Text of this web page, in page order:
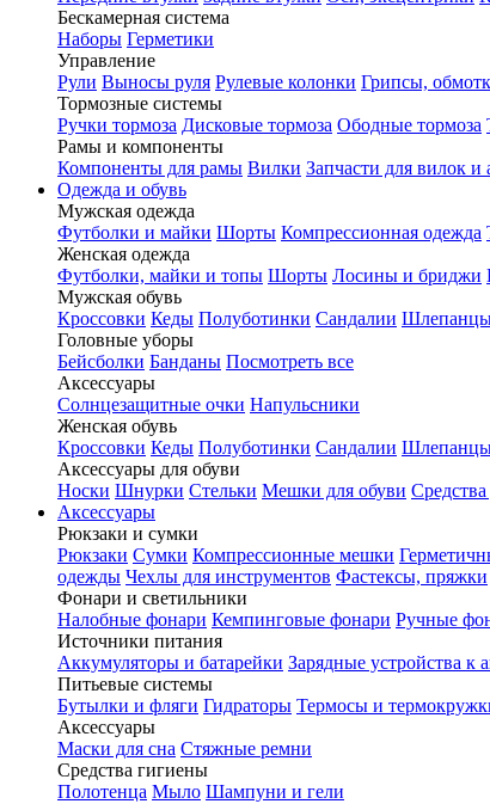
Бескамерная система
Наборы Герметики
Управление
Рули Выносы руля Рулевые колонки Грипсы,
Тормозные системы
Ручки тормоза Дисковые тормоза Ободные тормоза
Рамы и компоненты
Компоненты для рамы Вилки Запчасти для вилок и
Одежда и обувь
Мужская одежда
Футболки и майки Шорты Компрессионная одежда
Женская одежда
Футболки, майки и топы Шорты Лосины и бриджи
Мужская обувь
Кроссовки Кеды Полуботинки Сандалии
Головные уборы
Бейсболки Банданы Посмотреть все
Аксессуары
Солнцезащитные очки Напульсники
Женская обувь
Кроссовки Кеды Полуботинки Сандалии
Аксессуары для обуви
Носки Шнурки Стельки Мешки для обуви
Аксессуары
Рюкзаки и сумки
Рюкзаки Сумки Компрессионные мешки
одежды Чехлы для инструментов Фастексы, пряжки
Фонари и светильники
Налобные фонари Кемпинговые фонари Ручные
Источники питания
Аккумуляторы и батарейки Зарядные устройства к
Питьевые системы
Бутылки и фляги Гидраторы Термосы и
Аксессуары
Маски для сна Стяжные ремни
Средства гигиены
Полотенца Мыло Шампуни и гели